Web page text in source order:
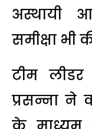
अस्थायी
समीक्षा भी
टीम
प्रसन्ना ने